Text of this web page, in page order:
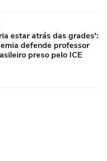
estar atrás das grades':
defende professor
preso pelo ICE